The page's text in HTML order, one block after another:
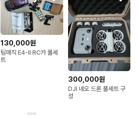
130,000원
팀매직 E4-II RC카 풀세
트
300,000원
DJI 네오 드론 풀세트 구
성